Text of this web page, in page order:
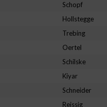
Schopf
Hollstegge
Trebing
Oertel
Schilske
Kiyar
Schneider
Reissig